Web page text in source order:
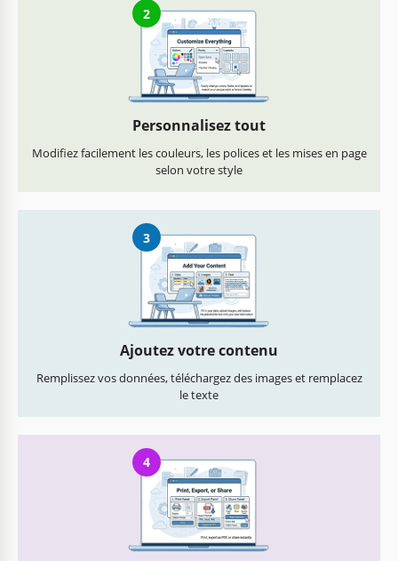
2
Personnalisez tout
Modifiez facilement les couleurs, les polices et les mises en page
selon votre style
3
Ajoutez votre contenu
Remplissez vos données, téléchargez des images et remplacez
le texte
4